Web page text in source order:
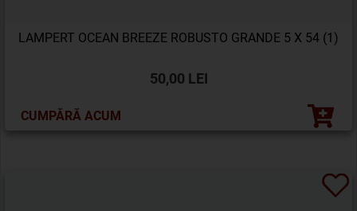
LAMPERT OCEAN BREEZE ROBUSTO GRANDE 5 X 54 (1)
50,00 LEI
CUMPĂRĂ ACUM